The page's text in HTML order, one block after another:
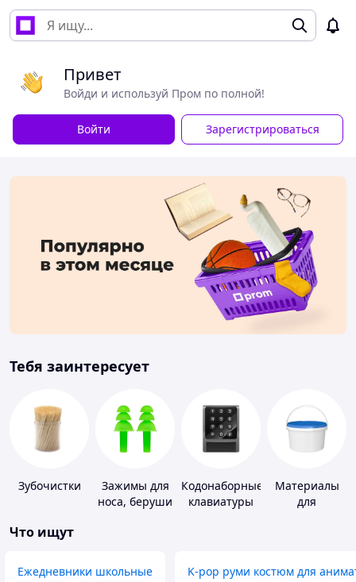
Привет
Войди и используй Пром по полной!
Войти Зарегистрироваться
Тебя заинтересует
Зубочистки
Зажимы для
носа, беруши
Кодонаборные
клавиатуры
Материалы
для
Что ищут
Ежедневники школьные K-pop руми костюм для